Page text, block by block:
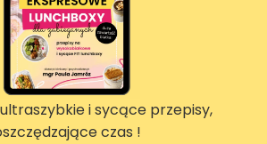
i sycące przepisy,
czas !